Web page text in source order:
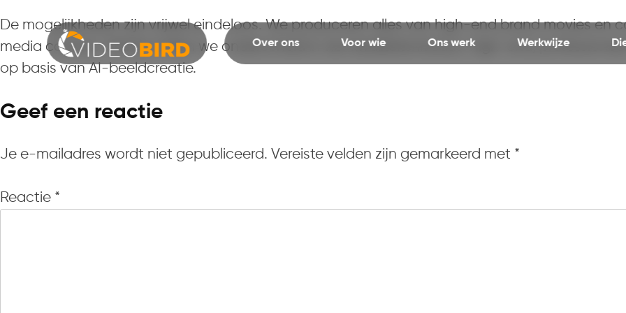
Over ons Voor wie Ons werk Werkwijze
De mogelijkheden zijn vrijwel eindeloos. We produceren alles van high-end brand movies en
media content. Hierbij maken we onderscheid in vier kwaliteitsniveaus: high-end,
op basis van AI-beeldcreatie.
Geef een reactie
Je e-mailadres wordt niet gepubliceerd. Vereiste velden zijn gemarkeerd met *
Reactie *